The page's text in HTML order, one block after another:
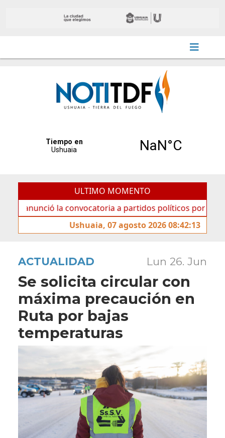
ULTIMO MOMENTO
la convocatoria a partidos políticos por «ficha
Ushuaia, 07 agosto 2026 08:42:13
ACTUALIDAD Lun 26. Jun
Se solicita circular con
máxima precaución en
Ruta por bajas
temperaturas